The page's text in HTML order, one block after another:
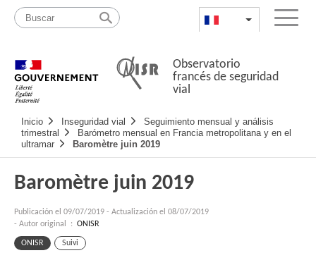
Pasar
contenido
Mapa
web
List additional
Menu
Observatorio
francés de seguridad
vial
Navigation
principale
Inicio Inseguridad vial
Seguimiento mensual y análisis
trimestral
Barómetro mensual en Francia metropolitana y en el
ultramar
Baromètre juin 2019
Baromètre juin 2019
Publicación el 09/07/2019 - Actualización el 08/07/2019
- Autor original : ONISR
ONISR Suivi